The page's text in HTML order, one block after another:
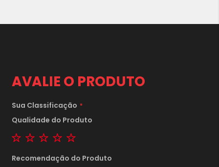
AVALIE O PRODUTO
Sua Classificação
Qualidade do Produto
1 star2 stars3 stars4 stars
Recomendação do Produto